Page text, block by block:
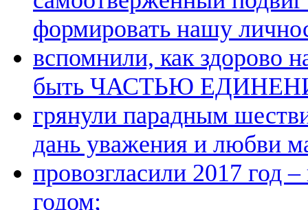
формировать нашу
вспомнили, как здорово
быть ЧАСТЬЮ
грянули парадным
дань уважения и любви
провозгласили 2017 год
годом;